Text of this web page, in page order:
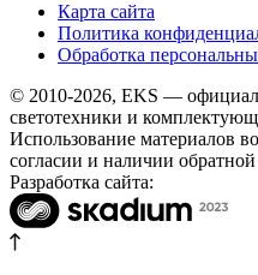
Карта сайта
Политика
Обработка
© 2010-2026, EKS —
светотехники и
Использование материалов
согласии и наличии
Разработка сайта: